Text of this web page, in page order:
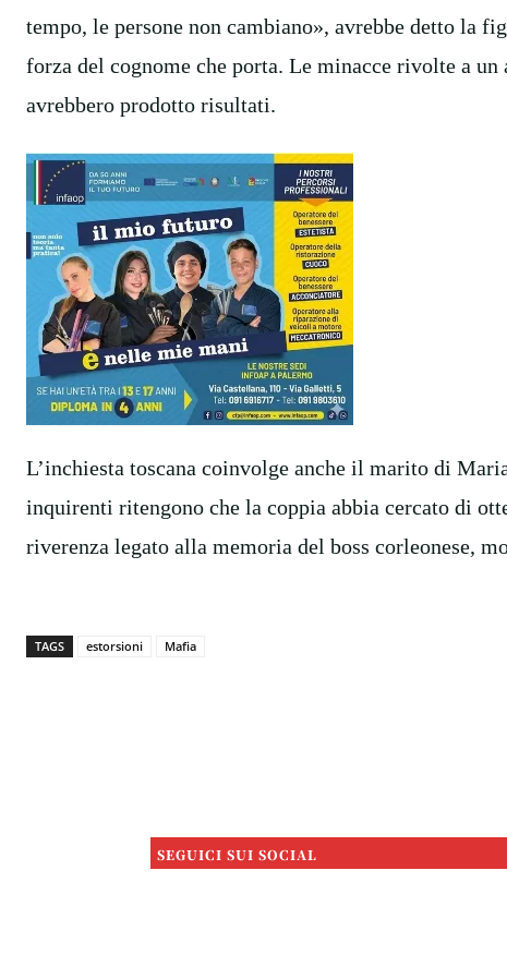
tempo, le persone non cambiano», avrebbe detto la
forza del cognome che porta. Le minacce rivolte a
avrebbero prodotto risultati.
L’inchiesta toscana coinvolge anche il marito di
inquirenti ritengono che la coppia abbia cercato di
riverenza legato alla memoria del boss corleonese,
TAGS estorsioni Mafia
SEGUICI SUI SOCIAL